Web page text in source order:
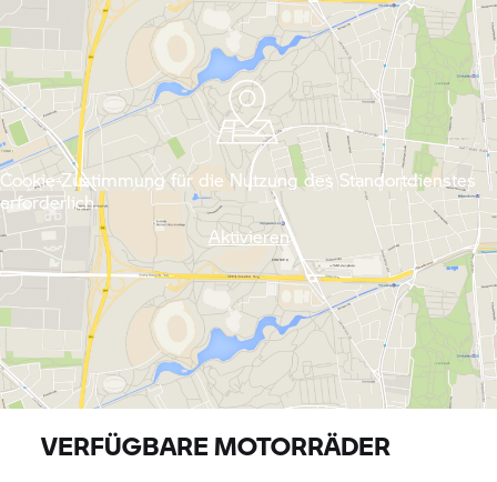
Cookie-Zustimmung für die Nutzung des Standortdienstes
erforderlich.
Aktivieren
VERFÜGBARE MOTORRÄDER